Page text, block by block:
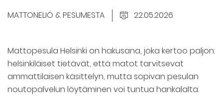
MATTONELIÖ & PESUMESTA 22.05.2026
Mattopesula Helsinki on hakusana, joka kertoo paljon:
helsinkiläiset tietävät, että matot tarvitsevat
ammattilaisen käsittelyn, mutta sopivan pesulan
noutopalvelun löytäminen voi tuntua hankalalta.